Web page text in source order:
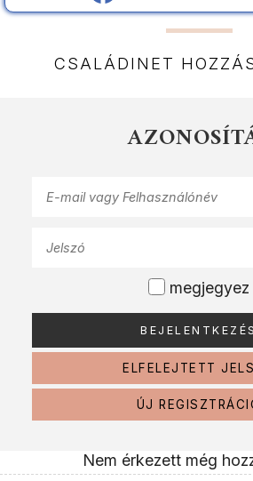
CSALÁDINET
megjegyez
ELFELEJTETT
ÚJ
Nem érkezett még